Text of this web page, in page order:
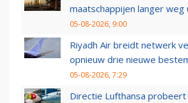
maatschappijen langer weg
05-08-2026, 9:00
Riyadh Air breidt netwerk
opnieuw drie nieuwe
05-08-2026, 7:29
Directie Lufthansa